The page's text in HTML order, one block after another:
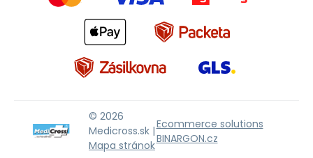
© 2026
Medicross.sk |
Mapa stránok
Ecommerce solutions
BINARGON.cz